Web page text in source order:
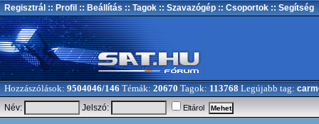
Regisztrál :: Profil :: Beállítás :: Tagok :: Szavazógép :: Csoportok :: Segítség
Hozzászólások: 9504046/146 Témák: 20670 Tagok: 113768 Legújabb tag:
Név:
Jelszó: Eltárol